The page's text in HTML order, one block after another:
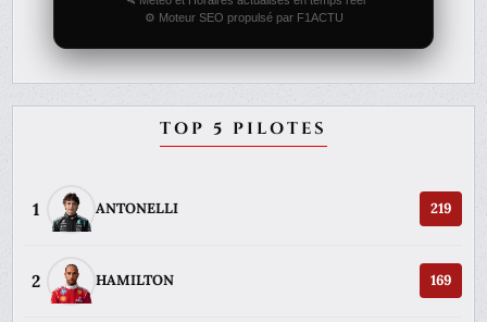
⚙️ Moteur SEO propulsé par F1ACTU
TOP 5 PILOTES
1 ANTONELLI 219
2 HAMILTON 169